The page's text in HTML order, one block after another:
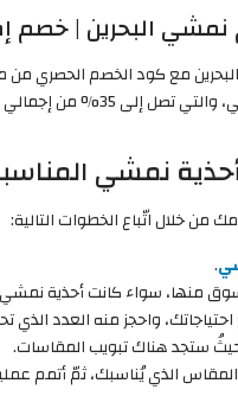
البحرين | خصم
مع كود الخصم الحصري من
من إجمالي قيمة طلبك.
نمشي
خلال اتّباع الخطوات التالية:
.
منها، سواء كانت أحذية نمشي
واحجز منه العدد الذي
ستجد هناك تبويب المقاسات.
الذي يُناسبك، ثمّ أتمم